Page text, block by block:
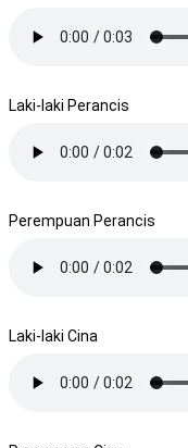
Laki-laki Perancis
Perempuan Perancis
Laki-laki Cina